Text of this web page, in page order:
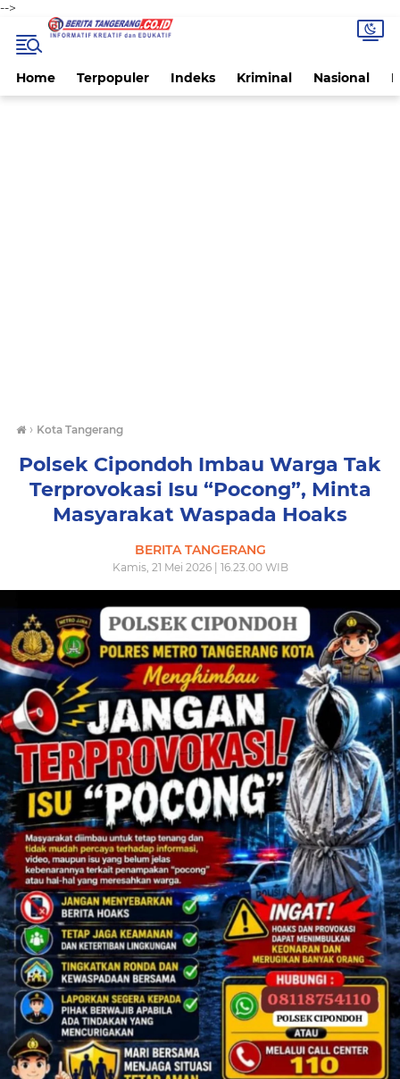
-->
Home Terpopuler Indeks Kriminal Nasional
› Kota Tangerang
Polsek Cipondoh Imbau Warga Tak
Terprovokasi Isu “Pocong”, Minta
Masyarakat Waspada Hoaks
BERITA TANGERANG
Kamis, 21 Mei 2026 | 16.23.00 WIB